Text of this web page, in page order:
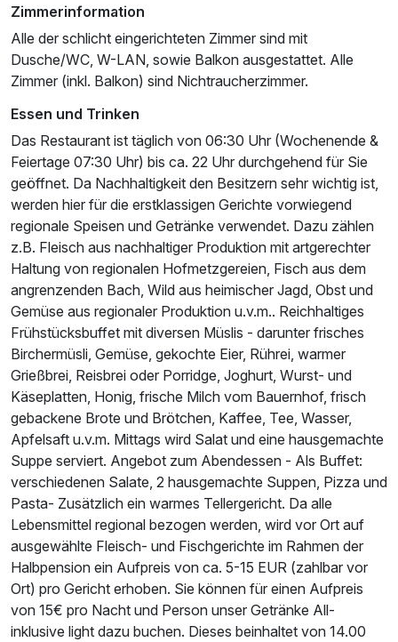
Ausstattung
Für 3 Tage p.P. ab112,00 €
Einzelzimmer Deluxe
1 Erwachsenen und 1 Kind
Zimmerinformation
Alle der schlicht eingerichteten Zimmer sind mit
Dusche/WC, W-LAN, sowie Balkon ausgestattet. Alle
Zimmer (inkl. Balkon) sind Nichtraucherzimmer.
Essen und Trinken
Das Restaurant ist täglich von 06:30 Uhr (Wochenende &
Feiertage 07:30 Uhr) bis ca. 22 Uhr durchgehend für Sie
geöffnet. Da Nachhaltigkeit den Besitzern sehr wichtig ist,
werden hier für die erstklassigen Gerichte vorwiegend
regionale Speisen und Getränke verwendet. Dazu zählen
z.B. Fleisch aus nachhaltiger Produktion mit artgerechter
Haltung von regionalen Hofmetzgereien, Fisch aus dem
angrenzenden Bach, Wild aus heimischer Jagd, Obst und
Gemüse aus regionaler Produktion u.v.m.. Reichhaltiges
Frühstücksbuffet mit diversen Müslis - darunter frisches
Birchermüsli, Gemüse, gekochte Eier, Rührei, warmer
Grießbrei, Reisbrei oder Porridge, Joghurt, Wurst- und
Käseplatten, Honig, frische Milch vom Bauernhof, frisch
gebackene Brote und Brötchen, Kaffee, Tee, Wasser,
Apfelsaft u.v.m. Mittags wird Salat und eine hausgemachte
Suppe serviert. Angebot zum Abendessen - Als Buffet:
verschiedenen Salate, 2 hausgemachte Suppen, Pizza und
Pasta- Zusätzlich ein warmes Tellergericht. Da alle
Lebensmittel regional bezogen werden, wird vor Ort auf
ausgewählte Fleisch- und Fischgerichte im Rahmen der
Halbpension ein Aufpreis von ca. 5-15 EUR (zahlbar vor
Ort) pro Gericht erhoben. Sie können für einen Aufpreis
von 15€ pro Nacht und Person unser Getränke All-
inklusive light dazu buchen. Dieses beinhaltet von 14.00